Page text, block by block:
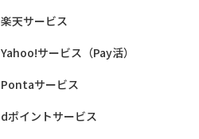
楽天サービス
Yahoo!サービス（Pay活）
Pontaサービス
dポイントサービス